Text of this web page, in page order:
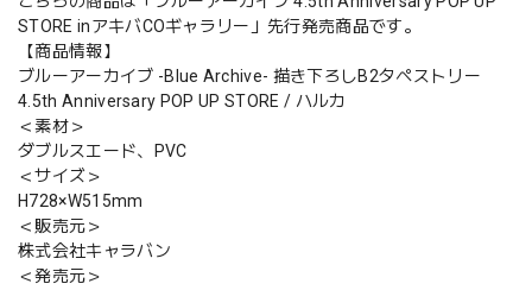
STORE inアキバCOギャラリー」先行発売商品です。
【商品情報】
ブルーアーカイブ -Blue Archive- 描き下ろしB2タペストリー
4.5th Anniversary POP UP STORE / ハルカ
＜素材＞
ダブルスエード、PVC
＜サイズ＞
H728×W515mm
＜販売元＞
株式会社キャラバン
＜発売元＞